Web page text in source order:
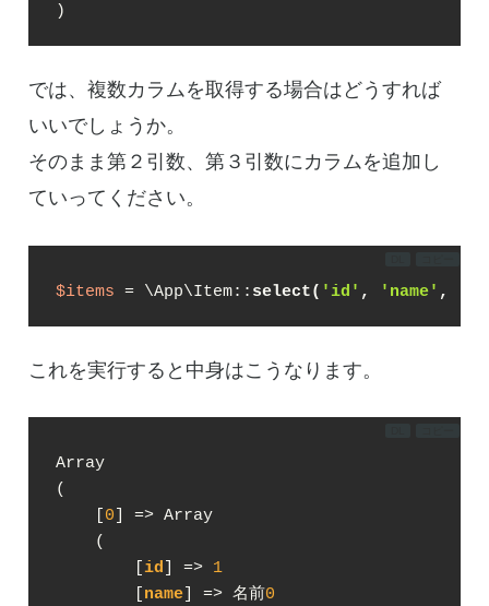
)
では、複数カラムを取得する場合はどうすれば
いいでしょうか。
そのまま第２引数、第３引数にカラムを追加し
ていってください。
$items = \App\Item:: select( 'id' , 'name' ,
これを実行すると中身はこうなります。
Array
(
0 ] => Array
    (
        [
id ] => 1
name ] => 名前0